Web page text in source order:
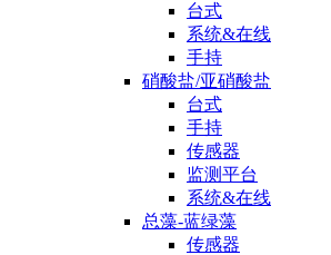
台式
系统&在线
手持
硝酸盐/亚硝酸盐
台式
手持
传感器
监测平台
系统&在线
总藻-蓝绿藻
传感器